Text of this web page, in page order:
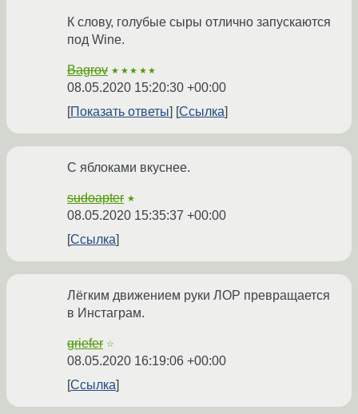
К слову, голубые сыры отлично запускаются
под Wine.
Bagrov ★★★★★
08.05.2020 15:20:30 +00:00
Показать ответы
Ссылка
С яблоками вкуснее.
sudoapter ★
08.05.2020 15:35:37 +00:00
Ссылка
Лёгким движением руки ЛОР превращается
в Инстаграм.
griefer ☆
08.05.2020 16:19:06 +00:00
Ссылка